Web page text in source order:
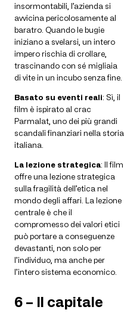
insormontabili, l’azienda si
avvicina pericolosamente al
baratro. Quando le bugie
iniziano a svelarsi, un intero
impero rischia di crollare,
trascinando con sé migliaia
di vite in un incubo senza fine.
Basato su eventi reali: Sì, il
film è ispirato al crac
Parmalat, uno dei più grandi
scandali finanziari nella storia
italiana.
La lezione strategica: Il film
offre una lezione strategica
sulla fragilità dell’etica nel
mondo degli affari. La lezione
centrale è che il
compromesso dei valori etici
può portare a conseguenze
devastanti, non solo per
l’individuo, ma anche per
l’intero sistema economico.
6 – Il capitale